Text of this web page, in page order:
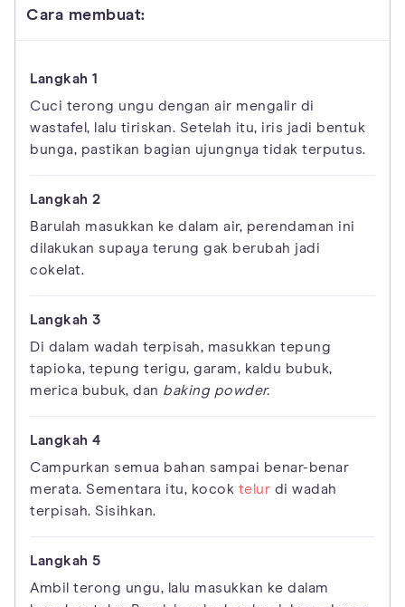
Cara membuat:
Cuci terong ungu dengan air mengalir di
wastafel, lalu tiriskan. Setelah itu, iris jadi bentuk
bunga, pastikan bagian ujungnya tidak terputus.
Barulah masukkan ke dalam air, perendaman ini
dilakukan supaya terung gak berubah jadi
cokelat.
Di dalam wadah terpisah, masukkan tepung
tapioka, tepung terigu, garam, kaldu bubuk,
merica bubuk, dan baking powder.
Campurkan semua bahan sampai benar-benar
merata. Sementara itu, kocok telur di wadah
terpisah. Sisihkan.
Ambil terong ungu, lalu masukkan ke dalam